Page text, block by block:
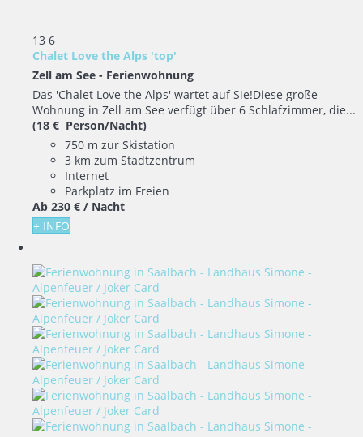
13 6
Chalet Love the Alps 'top'
Zell am See - Ferienwohnung
Das 'Chalet Love the Alps' wartet auf Sie!Diese große
Wohnung in Zell am See verfügt über 6 Schlafzimmer, die...
(18 € Person/Nacht)
750 m zur Skistation
3 km zum Stadtzentrum
Internet
Parkplatz im Freien
Ab 230 € / Nacht
+ INFO